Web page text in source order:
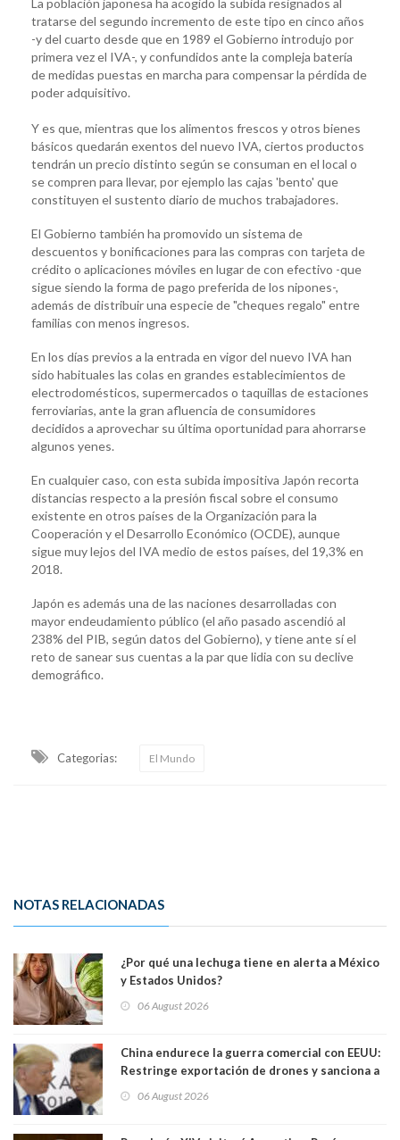
tratarse del segundo incremento de este tipo en cinco años
-y del cuarto desde que en 1989 el Gobierno introdujo por
primera vez el IVA-, y confundidos ante la compleja batería
de medidas puestas en marcha para compensar la pérdida de
poder adquisitivo.
Y es que, mientras que los alimentos frescos y otros bienes
básicos quedarán exentos del nuevo IVA, ciertos productos
tendrán un precio distinto según se consuman en el local o
se compren para llevar, por ejemplo las cajas 'bento' que
constituyen el sustento diario de muchos trabajadores.
El Gobierno también ha promovido un sistema de
descuentos y bonificaciones para las compras con tarjeta de
crédito o aplicaciones móviles en lugar de con efectivo -que
sigue siendo la forma de pago preferida de los nipones-,
además de distribuir una especie de "cheques regalo" entre
familias con menos ingresos.
En los días previos a la entrada en vigor del nuevo IVA han
sido habituales las colas en grandes establecimientos de
electrodomésticos, supermercados o taquillas de estaciones
ferroviarias, ante la gran afluencia de consumidores
decididos a aprovechar su última oportunidad para ahorrarse
algunos yenes.
En cualquier caso, con esta subida impositiva Japón recorta
distancias respecto a la presión fiscal sobre el consumo
existente en otros países de la Organización para la
Cooperación y el Desarrollo Económico (OCDE), aunque
sigue muy lejos del IVA medio de estos países, del 19,3% en
2018.
Japón es además una de las naciones desarrolladas con
mayor endeudamiento público (el año pasado ascendió al
238% del PIB, según datos del Gobierno), y tiene ante sí el
reto de sanear sus cuentas a la par que lidia con su declive
demográfico.
Categorias: El Mundo
NOTAS RELACIONADAS
¿Por qué una lechuga tiene en alerta a México
y Estados Unidos?
06 August 2026
China endurece la guerra comercial con EEUU:
Restringe exportación de drones y sanciona a
06 August 2026